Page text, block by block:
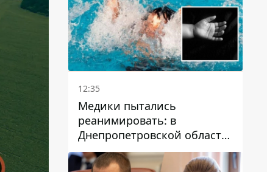
12:35
Медики пытались
реанимировать: в
Днепропетровской области
двухлетний мальчик утонул
в бассейне